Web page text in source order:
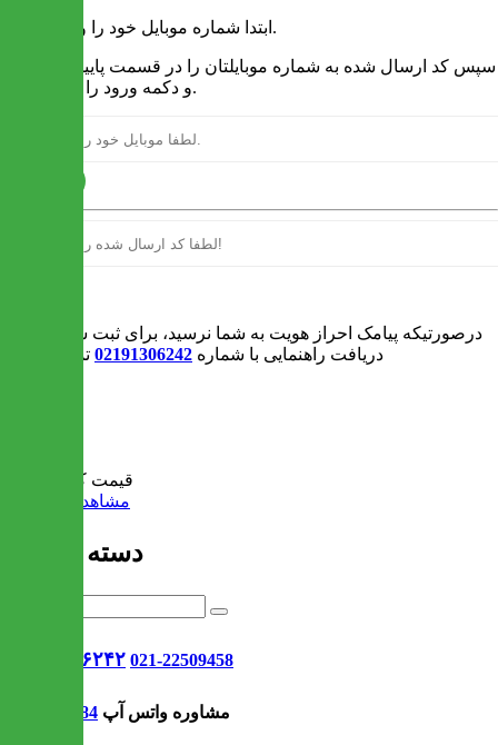
1 - ابتدا شماره موبایل خود را وارد کنید.
و دکمه ورود را انتخاب کنید.
درصورتیکه پیامک احراز هویت به شما نرسید، برای ثبت سفارش و یا
دریافت راهنمایی با شماره 02191306242 تماس بگیرید
قیمت کل:
مشاهده سبد خرید
دسته بندی ها
021-۹۱۳۰۶۲۴۲ 021-22509458
09302308484 مشاوره واتس آپ